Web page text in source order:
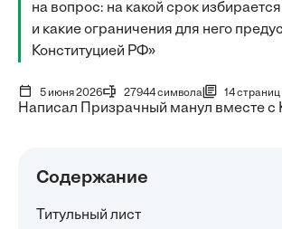
на вопрос: на какой срок
и какие ограничения для него
Конституцией РФ»
5 июня 2026 27944 символа 14 страниц
Написал Призрачный манул вместе с
Содержание
Титульный лист